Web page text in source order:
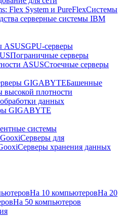
Flex System и PureFlexСистемы
серверные системы IBM
ASUSGPU-серверы
Пограничные серверы
ASUSСтоечные серверы
GIGABYTEБашенные
высокой плотности
данных
GIGABYTE
системы
Серверы для
Серверы хранения данных
На 10 компьютеровНа 20
На 50 компьютеров